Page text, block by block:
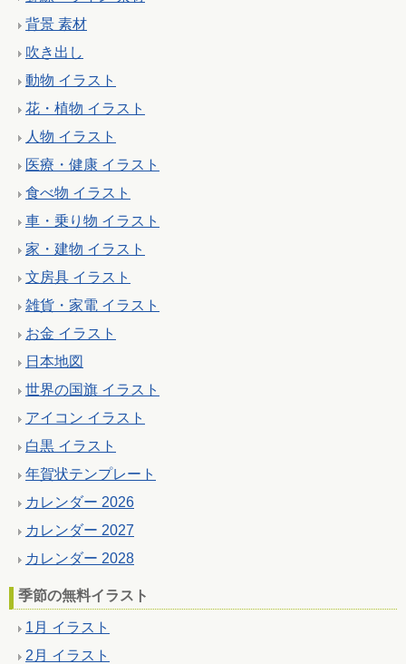
背景 素材
吹き出し
動物 イラスト
花・植物 イラスト
人物 イラスト
医療・健康 イラスト
食べ物 イラスト
車・乗り物 イラスト
家・建物 イラスト
文房具 イラスト
雑貨・家電 イラスト
お金 イラスト
日本地図
世界の国旗 イラスト
アイコン イラスト
白黒 イラスト
年賀状テンプレート
カレンダー 2026
カレンダー 2027
カレンダー 2028
季節の無料イラスト
1月 イラスト
2月 イラスト